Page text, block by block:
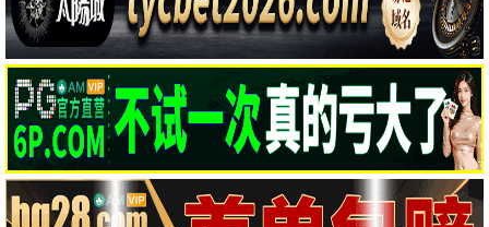
热播
夜色相伴 · 精彩不停
高清影视每日更新，流畅观影体验